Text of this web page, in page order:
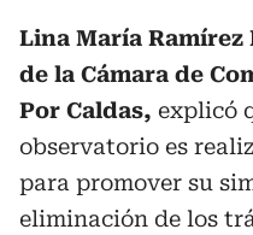
Lina María
de la Cámara de
Por Caldas, explicó
observatorio es
para promover su
eliminación de los